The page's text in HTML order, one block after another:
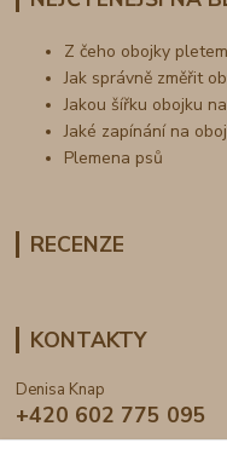
Z čeho obojky
Jak správně změřit
Jakou šířku obojku
Jaké zapínání na
Plemena psů
RECENZE
KONTAKTY
Denisa Knap
+420 602 775 095